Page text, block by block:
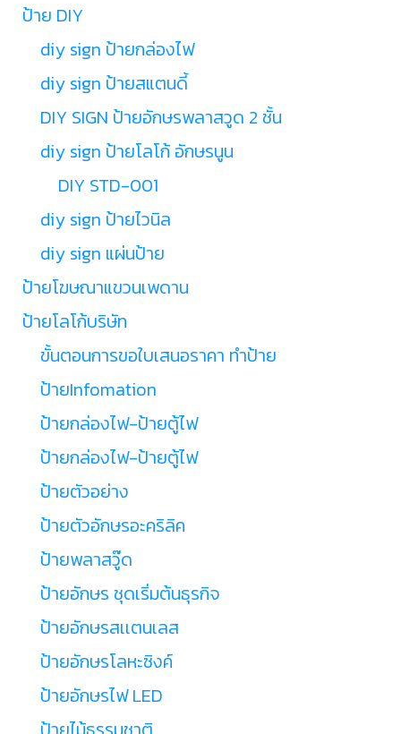
ป้าย DIY
diy sign ป้ายกล่องไฟ
diy sign ป้ายสแตนดี้
DIY SIGN ป้ายอักษรพลาสวูด 2 ชั้น
diy sign ป้ายโลโก้ อักษรนูน
DIY STD-001
diy sign ป้ายไวนิล
diy sign แผ่นป้าย
ป้ายโฆษณาแขวนเพดาน
ป้ายโลโก้บริษัท
ขั้นตอนการขอใบเสนอราคา ทำป้าย
ป้ายInfomation
ป้ายกล่องไฟ-ป้ายตู้ไฟ
ป้ายกล่องไฟ-ป้ายตู้ไฟ
ป้ายตัวอย่าง
ป้ายตัวอักษรอะคริลิค
ป้ายพลาสวู๊ด
ป้ายอักษร ชุดเริ่มต้นธุรกิจ
ป้ายอักษรสเเตนเลส
ป้ายอักษรโลหะซิงค์
ป้ายอักษรไฟ LED